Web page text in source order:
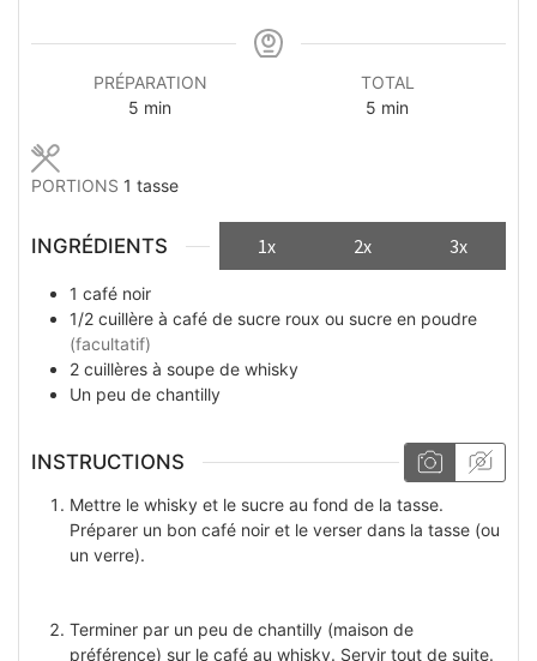
PRÉPARATION
5 minutes
min
TOTAL
5 minutes
min
PORTIONS 1 tasse
INGRÉDIENTS 1x 2x 3x
1 café noir
1/2 cuillère à café de sucre roux ou sucre en poudre
(facultatif)
2 cuillères à soupe de whisky
Un peu de chantilly
INSTRUCTIONS
Mettre le whisky et le sucre au fond de la tasse.
Préparer un bon café noir et le verser dans la tasse (ou
un verre).
Terminer par un peu de chantilly (maison de
préférence) sur le café au whisky. Servir tout de suite.